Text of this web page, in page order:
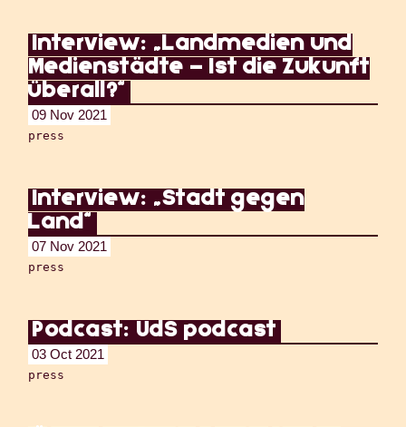
Interview: „Landmedien und
Medienstädte – Ist die Zukunft
überall?“
09 Nov 2021
press
Interview: „Stadt gegen
Land“
07 Nov 2021
press
Podcast: UdS podcast
03 Oct 2021
press